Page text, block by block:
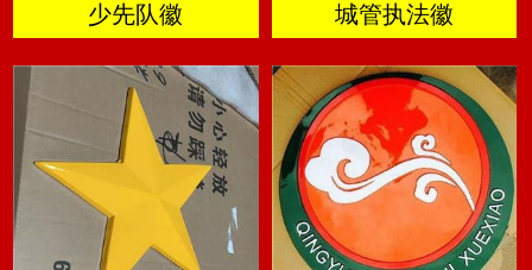
少先队徽 城管执法徽